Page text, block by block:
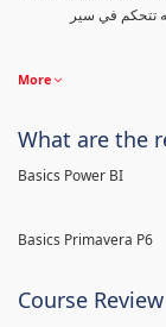
تتحكم في سير
More
What are the
Basics Power BI
Basics Primavera P6
Course Review